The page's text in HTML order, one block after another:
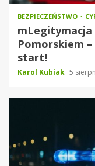
BEZPIECZEŃSTWO
mLegitymacja
Pomorskiem
start!
Karol Kubiak 5